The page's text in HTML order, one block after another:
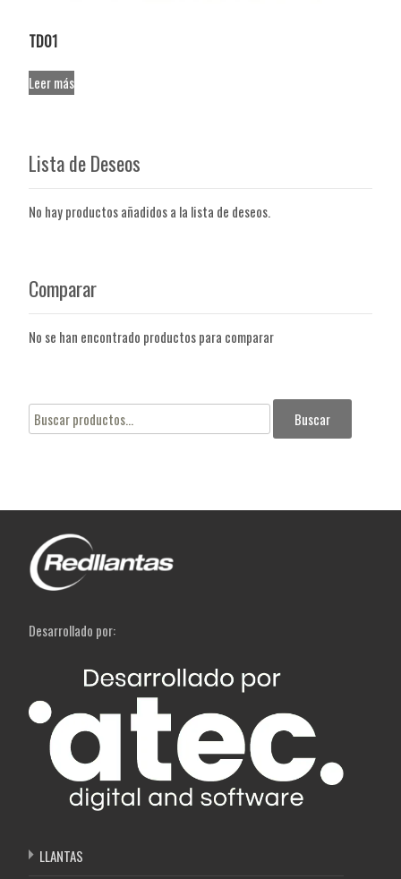
TD01
Leer más
Lista de Deseos
No hay productos añadidos a la lista de deseos.
Comparar
No se han encontrado productos para comparar
Buscar
por:
Buscar
Desarrollado por:
LLANTAS